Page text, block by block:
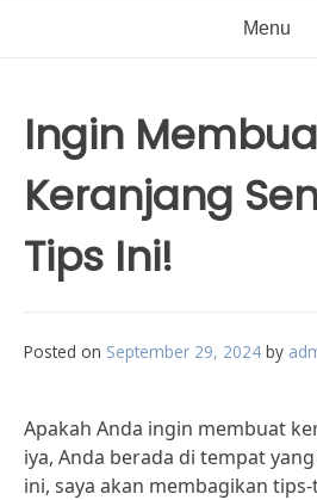
Menu
Ingin
Keranjang
Tips Ini!
Posted on September 29, 2024 by
Apakah Anda ingin membuat
iya, Anda berada di tempat
ini, saya akan membagikan